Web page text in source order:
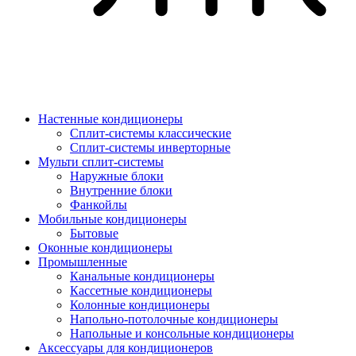
Настенные кондиционеры
Сплит-системы классические
Сплит-системы инверторные
Мульти сплит-системы
Наружные блоки
Внутренние блоки
Фанкойлы
Мобильные кондиционеры
Бытовые
Оконные кондиционеры
Промышленные
Канальные кондиционеры
Кассетные кондиционеры
Колонные кондиционеры
Напольно-потолочные кондиционеры
Напольные и консольные кондиционеры
Аксессуары для кондиционеров